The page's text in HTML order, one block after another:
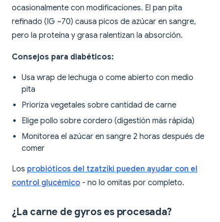
ocasionalmente con modificaciones. El pan pita
refinado (IG ~70) causa picos de azúcar en sangre,
pero la proteína y grasa ralentizan la absorción.
Consejos para diabéticos:
Usa wrap de lechuga o come abierto con medio
pita
Prioriza vegetales sobre cantidad de carne
Elige pollo sobre cordero (digestión más rápida)
Monitorea el azúcar en sangre 2 horas después de
comer
Los probióticos del tzatziki pueden ayudar con el
control glucémico - no lo omitas por completo.
¿La carne de gyros es procesada?